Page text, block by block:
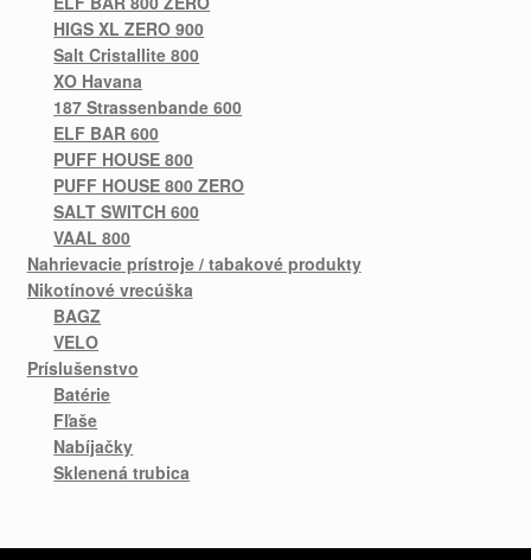
HIGS XL ZERO 900
Salt Cristallite 800
XO Havana
187 Strassenbande 600
ELF BAR 600
PUFF HOUSE 800
PUFF HOUSE 800 ZERO
SALT SWITCH 600
VAAL 800
Nahrievacie prístroje / tabakové produkty
Nikotínové vrecúška
BAGZ
VELO
Príslušenstvo
Batérie
Fľaše
Nabíjačky
Sklenená trubica